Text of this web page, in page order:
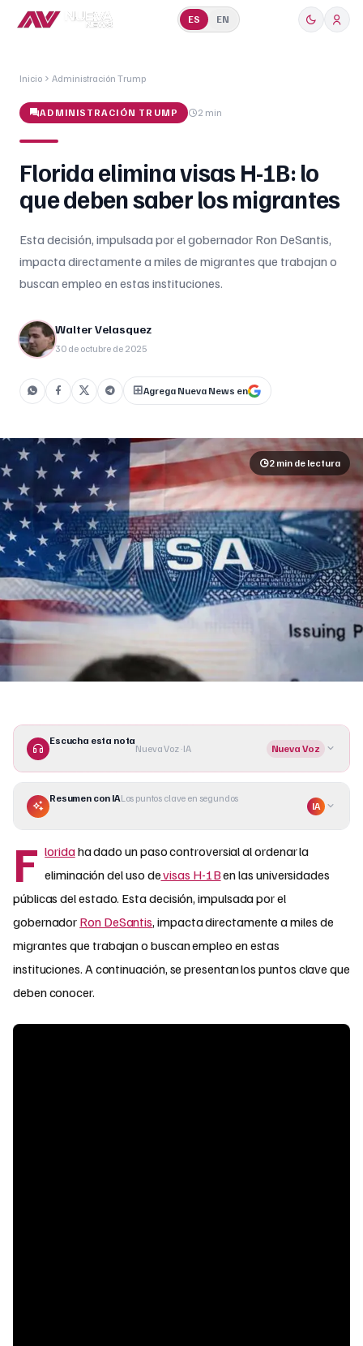
ES EN
Inicio Administración Trump
ADMINISTRACIÓN TRUMP 2 min
Florida elimina visas H-1B: lo
que deben saber los migrantes
Esta decisión, impulsada por el gobernador Ron DeSantis,
impacta directamente a miles de migrantes que trabajan o
buscan empleo en estas instituciones.
Walter Velasquez
30 de octubre de 2025
Agrega Nueva News en
2 min de lectura
Escucha esta nota
Nueva Voz · IA Nueva Voz
Resumen con IALos puntos clave en segundos
IA
F loridaha dado un paso controversial al ordenar la
eliminación del uso devisas H-1Ben las universidades
públicas del estado. Esta decisión, impulsada por el
gobernador Ron DeSantis, impacta directamente a miles de
migrantes que trabajan o buscan empleo en estas
instituciones. A continuación, se presentan los puntos clave que
deben conocer.